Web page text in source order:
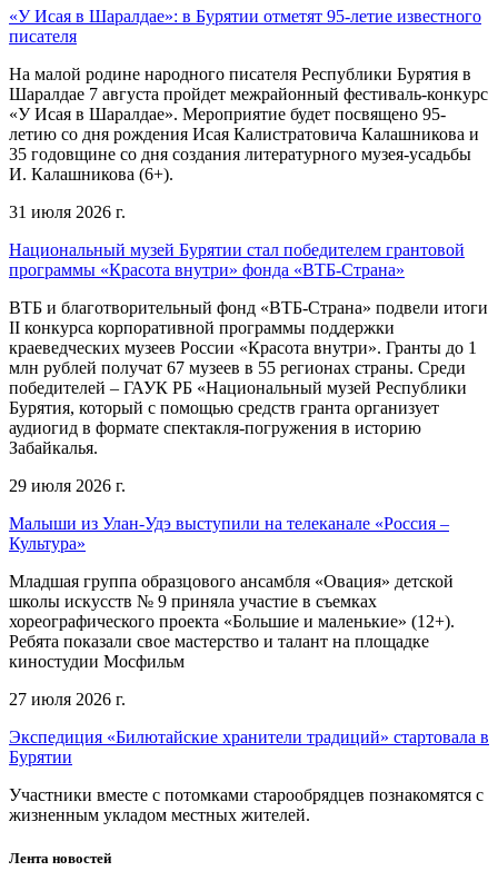
«У Исая в Шаралдае»: в Бурятии отметят 95-летие известного
писателя
На малой родине народного писателя Республики Бурятия в
Шаралдае 7 августа пройдет межрайонный фестиваль-конкурс
«У Исая в Шаралдае». Мероприятие будет посвящено 95-
летию со дня рождения Исая Калистратовича Калашникова и
35 годовщине со дня создания литературного музея-усадьбы
И. Калашникова (6+).
31 июля 2026 г.
Национальный музей Бурятии стал победителем грантовой
программы «Красота внутри» фонда «ВТБ-Страна»
ВТБ и благотворительный фонд «ВТБ-Страна» подвели итоги
II конкурса корпоративной программы поддержки
краеведческих музеев России «Красота внутри». Гранты до 1
млн рублей получат 67 музеев в 55 регионах страны. Среди
победителей – ГАУК РБ «Национальный музей Республики
Бурятия, который с помощью средств гранта организует
аудиогид в формате спектакля-погружения в историю
Забайкалья.
29 июля 2026 г.
Малыши из Улан-Удэ выступили на телеканале «Россия –
Культура»
Младшая группа образцового ансамбля «Овация» детской
школы искусств № 9 приняла участие в съемках
хореографического проекта «Большие и маленькие» (12+).
Ребята показали свое мастерство и талант на площадке
киностудии Мосфильм
27 июля 2026 г.
Экспедиция «Билютайские хранители традиций» стартовала в
Бурятии
Участники вместе с потомками старообрядцев познакомятся с
жизненным укладом местных жителей.
Лента новостей